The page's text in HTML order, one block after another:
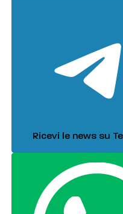
Ricevi le news su